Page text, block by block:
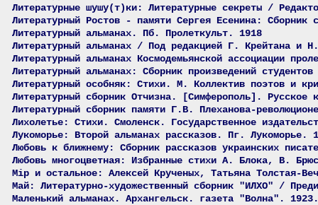
Литературные шушу(т)ки: Литературные секреты /
Литературный Ростов - памяти Сергея Есенина:
Литературный альманах. Пб. Пролеткульт. 1918
Литературный альманах / Под редакцией Г. Крейтана и
Литературный альманах Космодемьянской ассоциации
Литературный альманах: Сборник произведений
Литературный особняк: Стихи. М. Коллектив поэтов и
Литературный сборник Отчизна. [Симферополь].
Литературный сборник памяти Г.В. Плеханова-
Лихолетье: Стихи. Смоленск. Государственное
Лукоморье: Второй альманах рассказов. Пг. Лукоморье.
Любовь к ближнему: Сборник рассказов украинских
Любовь многоцветная: Избранные стихи А. Блока, В.
Мiр и остальное: Алексей Крученых, Татьяна Толстая-
Май: Литературно-художественный сборник "ИЛХО" /
Маленький альманах. Архангельск. газета "Волна".